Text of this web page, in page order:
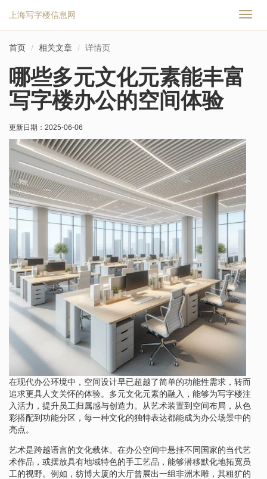
切
上海写字楼信息网
首页 相关文章 详情页
哪些多元文化元素能丰富
写字楼办公的空间体验
更新日期： 2025-06-06
在现代办公环境中，空间设计早已超越了简单的功能性需求，转而
追求更具人文关怀的体验。多元文化元素的融入，能够为写字楼注
入活力，提升员工归属感与创造力。从艺术装置到空间布局，从色
彩搭配到功能分区，每一种文化的独特表达都能成为办公场景中的
亮点。
艺术是跨越语言的文化载体。在办公空间中悬挂不同国家的当代艺
术作品，或摆放具有地域特色的手工艺品，能够潜移默化地拓宽员
工的视野。例如，纺博大厦的大厅曾展出一组非洲木雕，其粗犷的